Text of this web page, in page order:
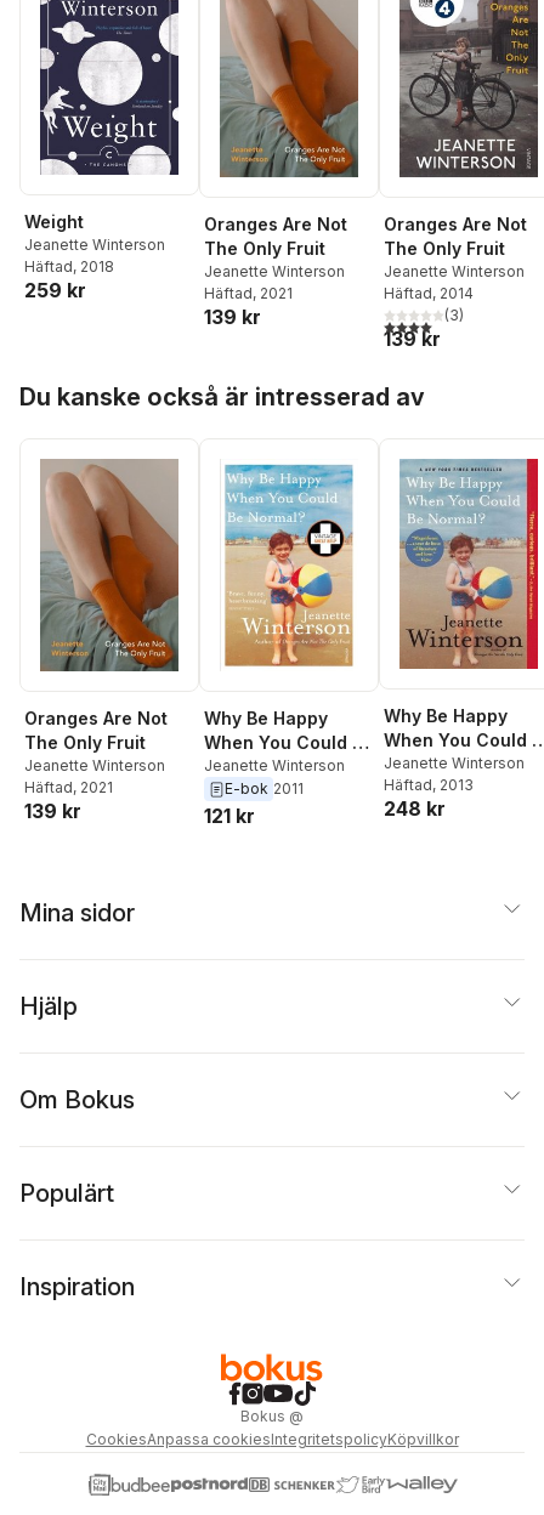
Weight
Jeanette Winterson
Häftad, 2018
259 kr
Oranges Are Not
The Only Fruit
Jeanette Winterson
Häftad, 2021
139 kr
Oranges Are Not
The Only Fruit
Jeanette Winterson
Häftad, 2014
4,0utav 5 stjärnor.
(3)
139 kr
Du kanske också är intresserad av
Oranges Are Not
The Only Fruit
Jeanette Winterson
Häftad, 2021
139 kr
Why Be Happy
When You Could Be
Normal?
Jeanette Winterson
E-bok 2011
121 kr
Why Be Happy
When You Could
Normal?
Jeanette Winterson
Häftad, 2013
248 kr
Mina sidor
Hjälp
Om Bokus
Populärt
Inspiration
Bokus @
CookiesAnpassa cookiesIntegritetspolicyKöpvillkor